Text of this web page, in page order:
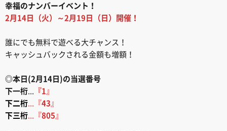
幸福のナンバーイベント！
2月14日（火）～2月19日（日）開催！
誰にでも無料で遊べる大チャンス！
キャッシュバックされる金額も増額！
◎本日(2月14日)の当選番号
下一桁... 『1 』
下二桁...『43 』
下三桁...『805 』